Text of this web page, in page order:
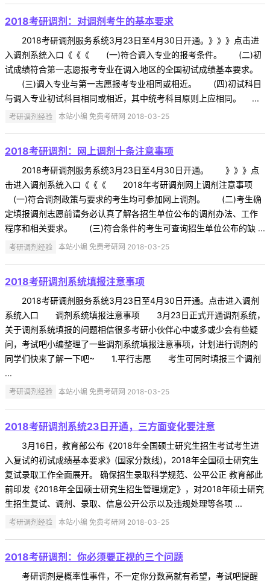
2018考研调剂：对调剂考生的基本要求
2018考研调剂服务系统3月23日至4月30日开通。》》》点击进
入调剂系统入口《《《 (一)符合调入专业的报考条件。 (二)初
试成绩符合第一志愿报考专业在调入地区的全国初试成绩基本要求。
(三)调入专业与第一志愿报考专业相同或相近。 (四)初试科目
与调入专业初试科目相同或相近，其中统考科目原则上应相同。 ...
考研调剂经验 本站小编 免费考研网 2018-03-25
2018考研调剂：网上调剂十条注意事项
2018考研调剂服务系统3月23日至4月30日开通。 》》》点
击进入调剂系统入口《《《 2018年考研调剂网上调剂注意事项
(一)符合调剂政策与要求的考生均可参加网上调剂。 (二)考生确
定填报调剂志愿前请务必认真了解各招生单位公布的调剂办法、工作
程序和相关要求。 (三)符合条件的考生可查询招生单位公布的缺 ...
考研调剂经验 本站小编 免费考研网 2018-03-25
2018考研调剂系统填报注意事项
2018考研调剂服务系统3月23日至4月30日开通。点击进入调剂
系统入口 调剂系统填报注意事项 3月23日正式开通调剂系统，
关于调剂系统填报的问题相信很多考研小伙伴心中或多或少会有些疑
问，考试吧小编整理了一些调剂系统填报注意事项，计划进行调剂的
同学们快来了解一下吧~ 1.平行志愿 考生可同时填报三个调剂
...
考研调剂经验 本站小编 免费考研网 2018-03-25
2018考研调剂系统23日开通，三方面变化要注意
3月16日，教育部公布《2018年全国硕士研究生招生考试考生进
入复试的初试成绩基本要求》(国家分数线)，2018年全国硕士研究生
复试录取工作全面展开。 确保招生录取科学规范、公平公正 教育部此
前印发《2018年全国硕士研究生招生管理规定》，对2018年硕士研究
生招生复试、调剂、录取、信息公开公示以及违规处理等各项 ...
考研调剂经验 本站小编 免费考研网 2018-03-25
2018考研调剂：你必须要正视的三个问题
考研调剂是概率性事件，不一定你分数高就有希望，考试吧提醒